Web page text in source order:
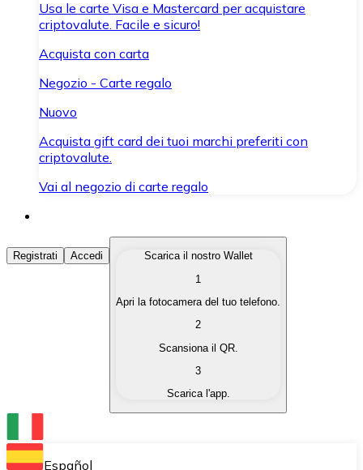
Usa le carte Visa e Mastercard per acquistare
criptovalute. Facile e sicuro!
Acquista con carta
Negozio - Carte regalo
Nuovo
Acquista gift card dei tuoi marchi preferiti con
criptovalute.
Vai al negozio di carte regalo
Acquista Criptovalute
Acquista le criptovalute che ti interessano in modo
Converti le tue criptovalute in valuta fiat quando ne
Scambia una criptovaluta con un'altra
Conserva le tue cripto in un Wallet self-custodial.
Registrati Accedi
Scarica il nostro Wallet
1
Apri la fotocamera del tuo telefono.
2
Scansiona il QR.
3
Scarica l'app.
Español